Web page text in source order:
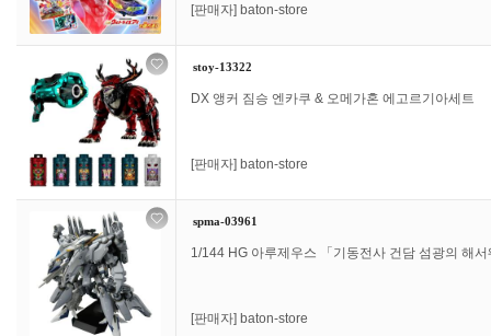
[판매자] baton-store
stoy-13322
DX 앵커 짐승 엔카쿠 & 오메가혼 에고르기아세트
[판매자] baton-store
spma-03961
1/144 HG 아루제우스 「기동전사 건담 섬광의 해
[판매자] baton-store